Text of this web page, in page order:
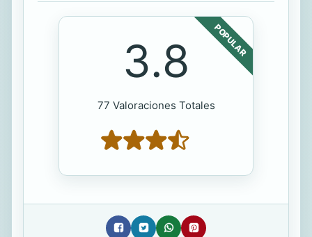
POPULAR
3.8
77 Valoraciones Totales